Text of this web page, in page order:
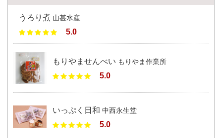
うろり煮 山甚水産
5.0
もりやませんべい もりやま作業所
5.0
いっぷく日和 中西永生堂
5.0